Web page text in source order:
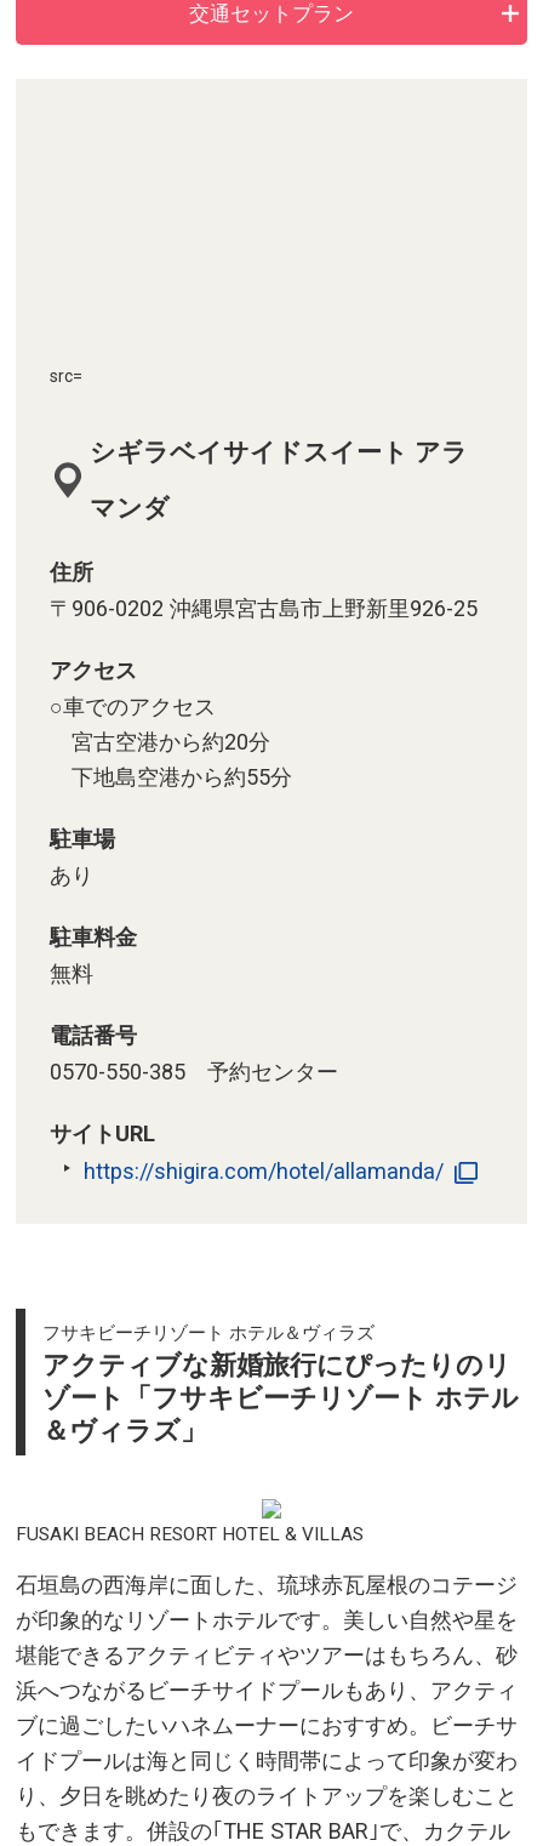
交通セットプラン
src=
シギラベイサイドスイート アラ
マンダ
住所
〒906-0202 沖縄県宮古島市上野新里926-25
アクセス
○車でのアクセス
宮古空港から約20分
下地島空港から約55分
駐車場
あり
駐車料金
無料
電話番号
0570-550-385 予約センター
サイトURL
https://shigira.com/hotel/allamanda/
フサキビーチリゾート ホテル＆ヴィラズ
アクティブな新婚旅行にぴったりのリ
ゾート「フサキビーチリゾート ホテル
＆ヴィラズ」
FUSAKI BEACH RESORT HOTEL & VILLAS
石垣島の西海岸に面した、琉球赤瓦屋根のコテージ
が印象的なリゾートホテルです。美しい自然や星を
堪能できるアクティビティやツアーはもちろん、砂
浜へつながるビーチサイドプールもあり、アクティ
ブに過ごしたいハネムーナーにおすすめ。ビーチサ
イドプールは海と同じく時間帯によって印象が変わ
り、夕日を眺めたり夜のライトアップを楽しむこと
もできます。併設の｢THE STAR BAR｣で、カクテル